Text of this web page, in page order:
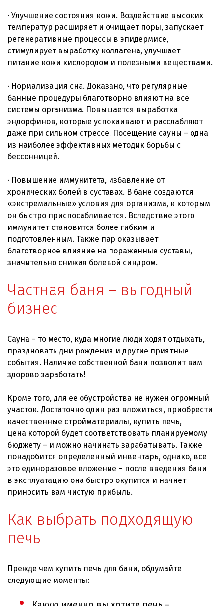
· Улучшение состояния кожи. Воздействие высоких
температур расширяет и очищает поры, запускает
регенеративные процессы в эпидермисе,
стимулирует выработку коллагена, улучшает
питание кожи кислородом и полезными веществами.
· Нормализация сна. Доказано, что регулярные
банные процедуры благотворно влияют на все
системы организма. Повышается выработка
эндорфинов, которые успокаивают и расслабляют
даже при сильном стрессе. Посещение сауны – одна
из наиболее эффективных методик борьбы с
бессонницей.
· Повышение иммунитета, избавление от
хронических болей в суставах. В бане создаются
«экстремальные» условия для организма, к которым
он быстро приспосабливается. Вследствие этого
иммунитет становится более гибким и
подготовленным. Также пар оказывает
благотворное влияние на пораженные суставы,
значительно снижая болевой синдром.
Частная баня – выгодный
бизнес
Сауна – то место, куда многие люди ходят отдыхать,
праздновать дни рождения и другие приятные
события. Наличие собственной бани позволит вам
здорово заработать!
Кроме того, для ее обустройства не нужен огромный
участок. Достаточно один раз вложиться, приобрести
качественные стройматериалы, купить печь,
цена которой будет соответствовать планируемому
бюджету – и можно начинать зарабатывать. Также
понадобится определенный инвентарь, однако, все
это единоразовое вложение – после введения бани
в эксплуатацию она быстро окупится и начнет
приносить вам чистую прибыль.
Как выбрать подходящую
печь
Прежде чем купить печь для бани, обдумайте
следующие моменты: